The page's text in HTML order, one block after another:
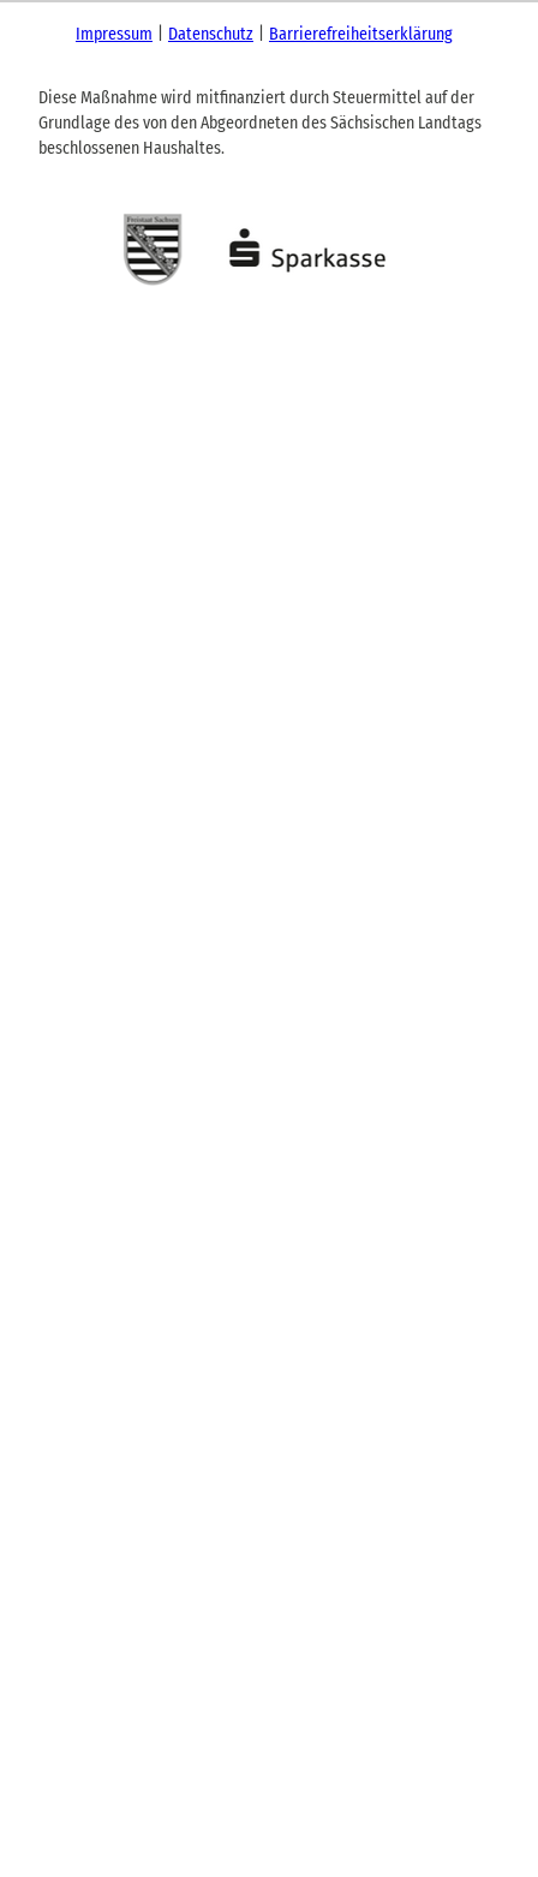
Impressum Datenschutz Barrierefreiheitserklärung
Diese Maßnahme wird mitfinanziert durch Steuermittel auf der
Grundlage des von den Abgeordneten des Sächsischen Landtags
beschlossenen Haushaltes.